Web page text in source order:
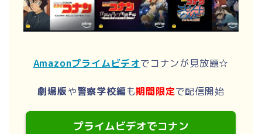
Amazonプライムビデオでコナンが見放題☆
劇場版や警察学校編も期間限定で配信開始
プライムビデオでコナン